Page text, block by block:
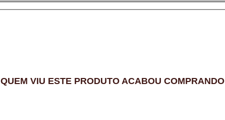
QUEM VIU ESTE PRODUTO ACABOU COMPRANDO